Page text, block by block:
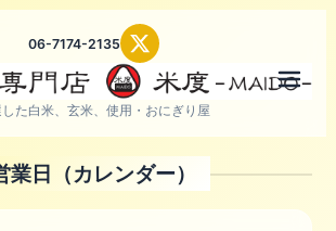
06-7174-2135
した白米、玄米、使用・おにぎり屋
業日（カレンダー）